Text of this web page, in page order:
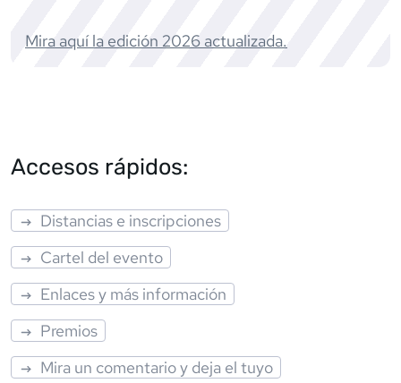
Mira aquí la edición 2026 actualizada.
Accesos rápidos:
Distancias e inscripciones
Cartel del evento
Enlaces y más información
Premios
Mira un comentario y deja el tuyo